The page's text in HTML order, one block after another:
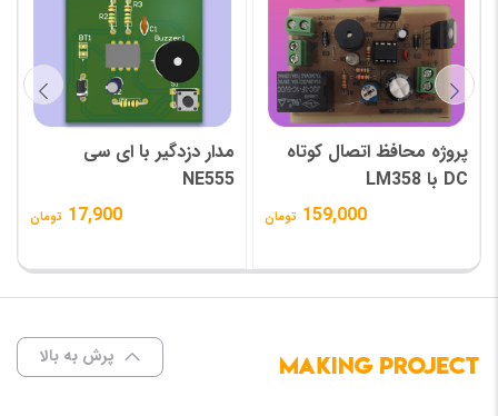
مدار دو برابر کننده ولتاژ
17,900 تومان
وات با استفاده از TDA2040
این محصول موقتا متوقف
پرش به بالا